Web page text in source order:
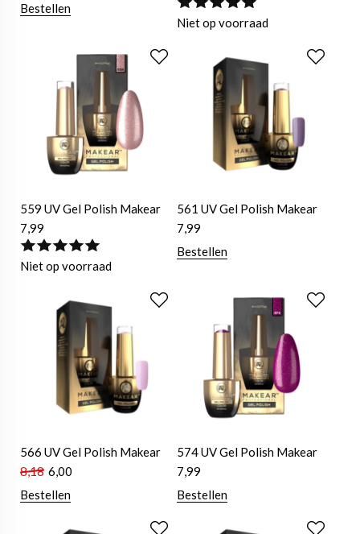
Bestellen
Niet op voorraad
559 UV Gel Polish Makear
7,99
Niet op voorraad
561 UV Gel Polish Makear
7,99
Bestellen
566 UV Gel Polish Makear
8,18 6,00
Bestellen
574 UV Gel Polish Makear
7,99
Bestellen